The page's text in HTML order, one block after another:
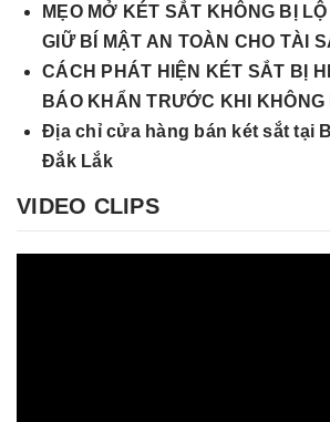
MẸO MỞ KÉT SẮT KHÔNG BỊ
GIỮ BÍ MẬT AN TOÀN CHO TÀI
CÁCH PHÁT HIỆN KÉT SẮT BỊ
BÁO KHẨN TRƯỚC KHI
Địa chỉ cửa hàng bán két sắt tại
Đắk Lắk
VIDEO CLIPS